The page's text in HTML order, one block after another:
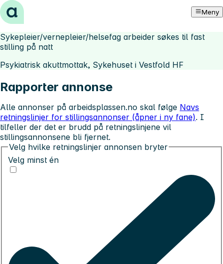
Hopp til innhold Meny
Sykepleier/vernepleier/helsefag arbeider søkes til fast
stilling på natt
Psykiatrisk akuttmottak, Sykehuset i Vestfold HF
Rapporter annonse
Alle annonser på arbeidsplassen.no skal følge Navs
retningslinjer for stillingsannonser (åpner i ny fane). I
tilfeller der det er brudd på retningslinjene vil
stillingsannonsene bli fjernet.
Velg hvilke retningslinjer annonsen bryter
Velg minst én